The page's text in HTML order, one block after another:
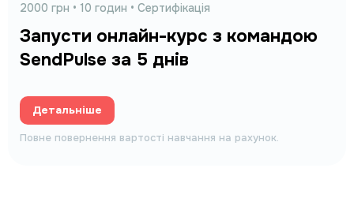
2000 грн • 10 годин • Сертифікація
Запусти онлайн-курс з командою
SendPulse за 5 днів
Детальніше
Повне повернення вартості навчання на рахунок.